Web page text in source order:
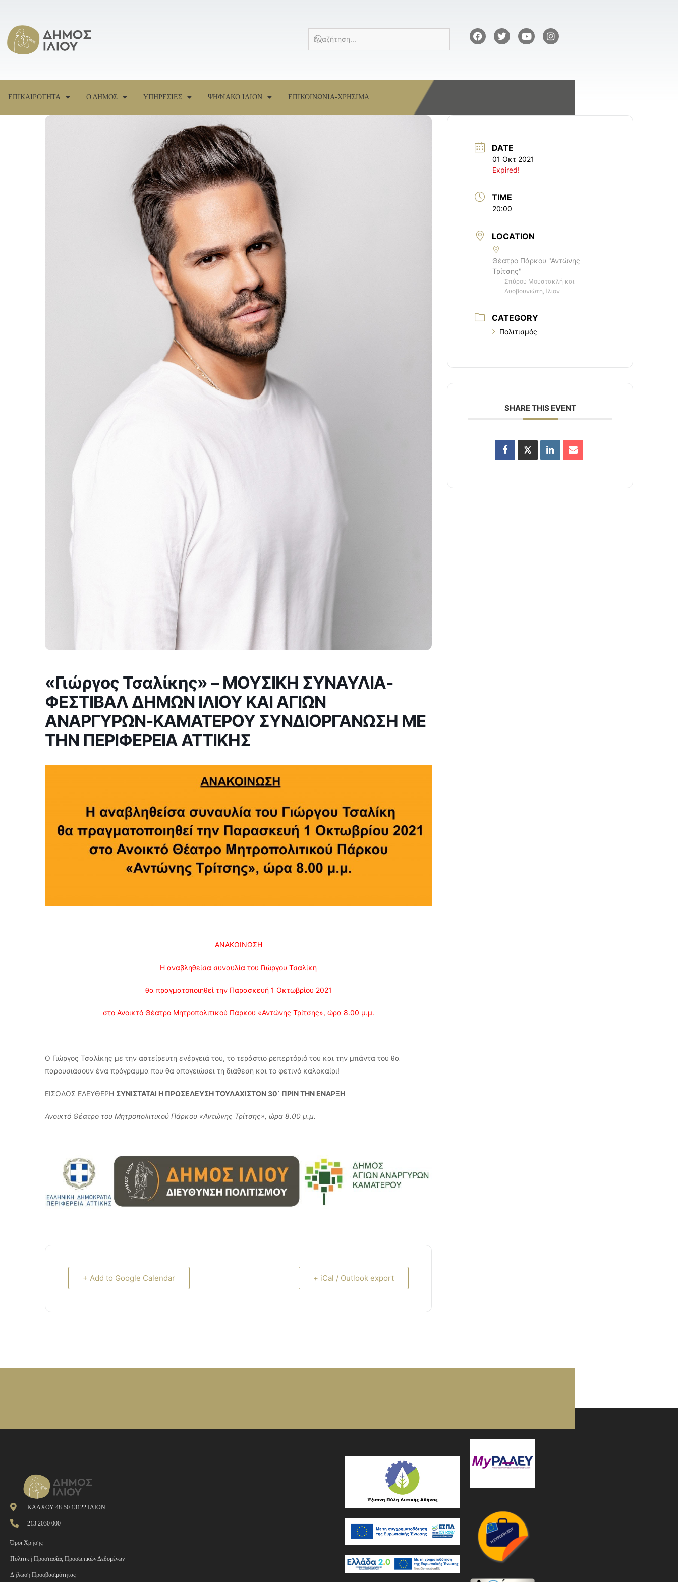
ΕΠΙΚΑΙΡΟΤΗΤΑ Ο ΔΗΜΟΣ ΥΠΗΡΕΣΙΕΣ ΨΗΦΙΑΚΟ ΙΛΙΟΝ ΕΠΙΚΟΙΝΩΝΙΑ-ΧΡΗΣΙΜΑ
«Γιώργος Τσαλίκης» – ΜΟΥΣΙΚΗ ΣΥΝΑΥΛΙΑ-
ΦΕΣΤΙΒΑΛ ΔΗΜΩΝ ΙΛΙΟΥ ΚΑΙ ΑΓΙΩΝ
ΑΝΑΡΓΥΡΩΝ-ΚΑΜΑΤΕΡΟΥ ΣΥΝΔΙΟΡΓΑΝΩΣΗ ΜΕ
ΤΗΝ ΠΕΡΙΦΕΡΕΙΑ ΑΤΤΙΚΗΣ
ΑΝΑΚΟΙΝΩΣΗ
Η αναβληθείσα συναυλία του Γιώργου Τσαλίκη
θα πραγματοποιηθεί την Παρασκευή 1 Οκτωβρίου 2021
στο Ανοικτό Θέατρο Μητροπολιτικού Πάρκου «Αντώνης Τρίτσης», ώρα 8.00 μ.μ.
Ο Γιώργος Τσαλίκης με την αστείρευτη ενέργειά του, το τεράστιο ρεπερτόριό του και την μπάντα του θα
παρουσιάσουν ένα πρόγραμμα που θα απογειώσει τη διάθεση και το φετινό καλοκαίρι!
ΕΙΣΟΔΟΣ ΕΛΕΥΘΕΡΗ ΣΥΝΙΣΤΑΤΑΙ Η ΠΡΟΣΕΛΕΥΣΗ ΤΟΥΛΑΧΙΣΤΟΝ 30΄ ΠΡΙΝ ΤΗΝ ΕΝΑΡΞΗ
Ανοικτό Θέατρο του Μητροπολιτικού Πάρκου «Αντώνης Τρίτσης», ώρα 8.00 μ.μ.
+ Add to Google Calendar + iCal / Outlook export
DATE
01 Οκτ 2021
Expired!
TIME
20:00
LOCATION
Θέατρο Πάρκου "Αντώνης
Τρίτσης"
Σπύρου Μουστακλή και
Δυοβουνιώτη, Ίλιον
CATEGORY
Πολιτισμός
SHARE THIS EVENT
ΚΑΛΧΟΥ 48-50 13122 ΙΛΙΟΝ
213 2030 000
Όροι Χρήσης
Πολιτική Προστασίας Προσωπικών Δεδομένων
Δήλωση Προσβασιμότητας